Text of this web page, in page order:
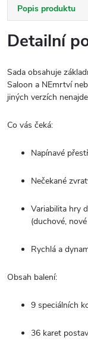
Popis produktu
Detailní
Sada obsahuje
Saloon a NEmrtví
jiných verzích
Co vás čeká:
Napínavé
Nečekané
Variabilita hry
(duchové,
Rychlá a
Obsah balení:
9 speciálních
36 karet postav